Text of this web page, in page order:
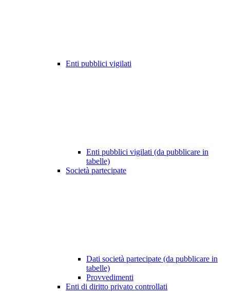
Enti pubblici vigilati
Enti pubblici vigilati (da pubblicare in
tabelle)
Società partecipate
Dati società partecipate (da pubblicare in
tabelle)
Provvedimenti
Enti di diritto privato controllati